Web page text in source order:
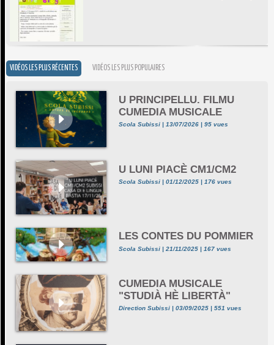
VIDÉOS LES PLUS RÉCENTES VIDÉOS LES PLUS POPULAIRES
U PRINCIPELLU. FILMU
CUMEDIA MUSICALE
Scola Subissi | 13/07/2026 | 95 vues
U LUNI PIACÈ CM1/CM2
Scola Subissi | 01/12/2025 | 176 vues
LES CONTES DU POMMIER
Scola Subissi | 21/11/2025 | 167 vues
CUMEDIA MUSICALE
"STUDIÀ HÈ LIBERTÀ"
Direction Subissi | 03/09/2025 | 551 vues